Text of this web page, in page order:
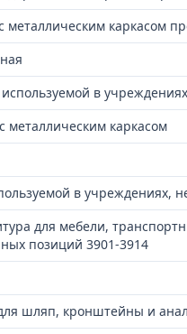
металлическим каркасом
в
металлическим каркасом
в
для мебели,
позиций 3901-3914
шляп, кронштейны и